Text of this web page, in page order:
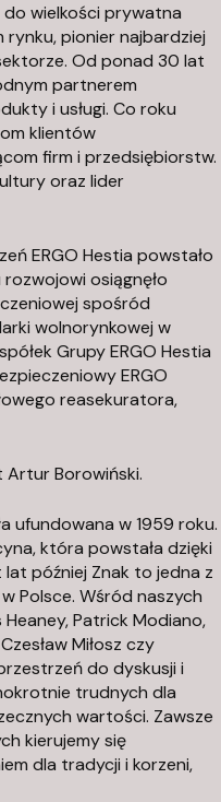
wielkości prywatna
pionier najbardziej
Od ponad 30 lat
partnerem
i usługi. Co roku
klientów
firm i przedsiębiorstw.
oraz lider
ERGO Hestia powstało
rozwojowi osiągnęło
spośród
wolnorynkowej w
Grupy ERGO Hestia
ERGO
reasekuratora,
Artur Borowiński.
ufundowana w 1959 roku.
która powstała dzięki
lat później Znak to jedna z
Polsce. Wśród naszych
Patrick Modiano,
Miłosz czy
do dyskusji i
trudnych dla
wartości. Zawsze
kierujemy się
dla tradycji i korzeni,